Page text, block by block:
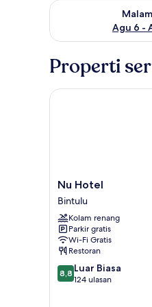
Agu 6 -
Periksa
Properti
Nu
Hotel
Bintulu
Nu Hotel
Bintulu
Kolam renang
Parkir gratis
Wi-Fi Gratis
Restoran
8.8
dari
8,8 Luar Biasa
124 ulasan
Nu Hotel